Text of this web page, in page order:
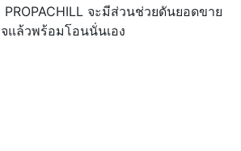
PROPACHILL จะมีส่วนช่วยดันยอดขาย
แล้วพร้อมโอนนั่นเอง